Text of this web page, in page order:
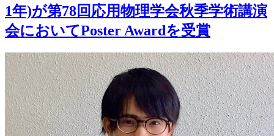
1年)が第78回応用物理学会秋季学術講演
会においてPoster Awardを受賞